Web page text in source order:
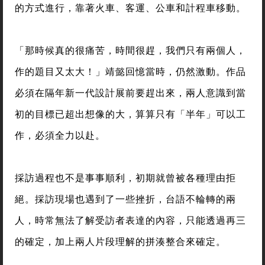
的方式進行，靠著火車、客運、公車和計程車移動。
「那時候真的很痛苦，時間很趕，我們只有兩個人，
作的題目又太大！」靖懿回憶當時，仍然激動。作品
必須在隔年新一代設計展前要趕出來，兩人意識到當
初的目標已超出想像的大，算算只有「半年」可以工
作，必須全力以赴。
採訪過程也不是事事順利，初期就曾被各種理由拒
絕。採訪現場也遇到了一些挫折，台語不輪轉的兩
人，時常無法了解受訪者表達的內容，只能透過再三
的確定，加上兩人片段理解的拼湊整合來確定。